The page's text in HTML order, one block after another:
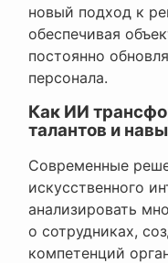
новый подход к
обеспечивая
постоянно
персонала.
Как ИИ
талантов и
Современные
искусственного
анализировать
о сотрудниках,
компетенций